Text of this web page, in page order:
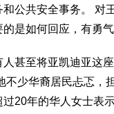
公共安全事务。 对
是如何回应，有勇
甚至将亚凯迪亚这
不少华裔居民忐忑，
20年的华人女士表